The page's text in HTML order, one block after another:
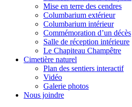
Mise en terre des cendres
Columbarium extérieur
Columbarium intérieur
Commémoration d’un décès
Salle de réception intérieure
Le Chapiteau Champêtre
Cimetière naturel
Plan des sentiers interactif
Vidéo
Galerie photos
Nous joindre